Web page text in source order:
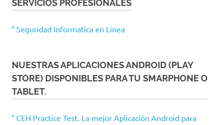
SERVICIOS PROFESIONALES
° Seguridad Informatica en Linea
NUESTRAS APLICACIONES ANDROID (PLAY
STORE) DISPONIBLES PARA TU SMARPHONE O
TABLET.
° CEH Practice Test. La mejor Aplicación Android para